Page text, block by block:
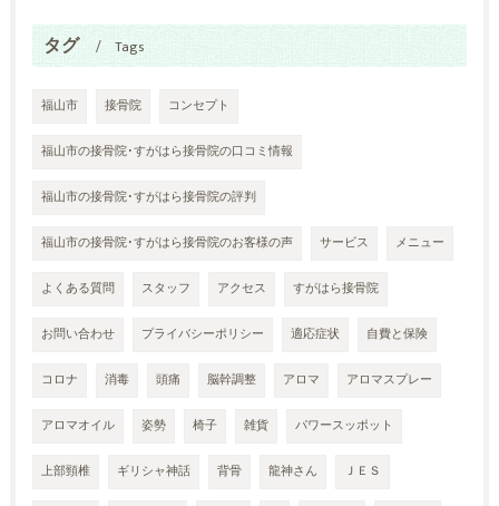
タグ Tags
福山市 接骨院 コンセプト
福山市の接骨院･すがはら接骨院の口コミ情報
福山市の接骨院･すがはら接骨院の評判
福山市の接骨院･すがはら接骨院のお客様の声 サービス メニュー
よくある質問 スタッフ アクセス すがはら接骨院
お問い合わせ プライバシーポリシー 適応症状 自費と保険
コロナ 消毒 頭痛 脳幹調整 アロマ アロマスプレー
アロマオイル 姿勢 椅子 雑貨 パワースッポット
上部頸椎 ギリシャ神話 背骨 龍神さん ＪＥＳ